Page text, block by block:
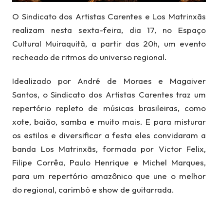
O Sindicato dos Artistas Carentes e Los Matrinxãs
realizam nesta sexta-feira, dia 17, no Espaço
Cultural Muiraquitã, a partir das 20h, um evento
recheado de ritmos do universo regional.
Idealizado por André de Moraes e Magaiver
Santos, o Sindicato dos Artistas Carentes traz um
repertório repleto de músicas brasileiras, como
xote, baião, samba e muito mais. E para misturar
os estilos e diversificar a festa eles convidaram a
banda Los Matrinxãs, formada por Victor Felix,
Filipe Corrêa, Paulo Henrique e Michel Marques,
para um repertório amazônico que une o melhor
do regional, carimbó e show de guitarrada.